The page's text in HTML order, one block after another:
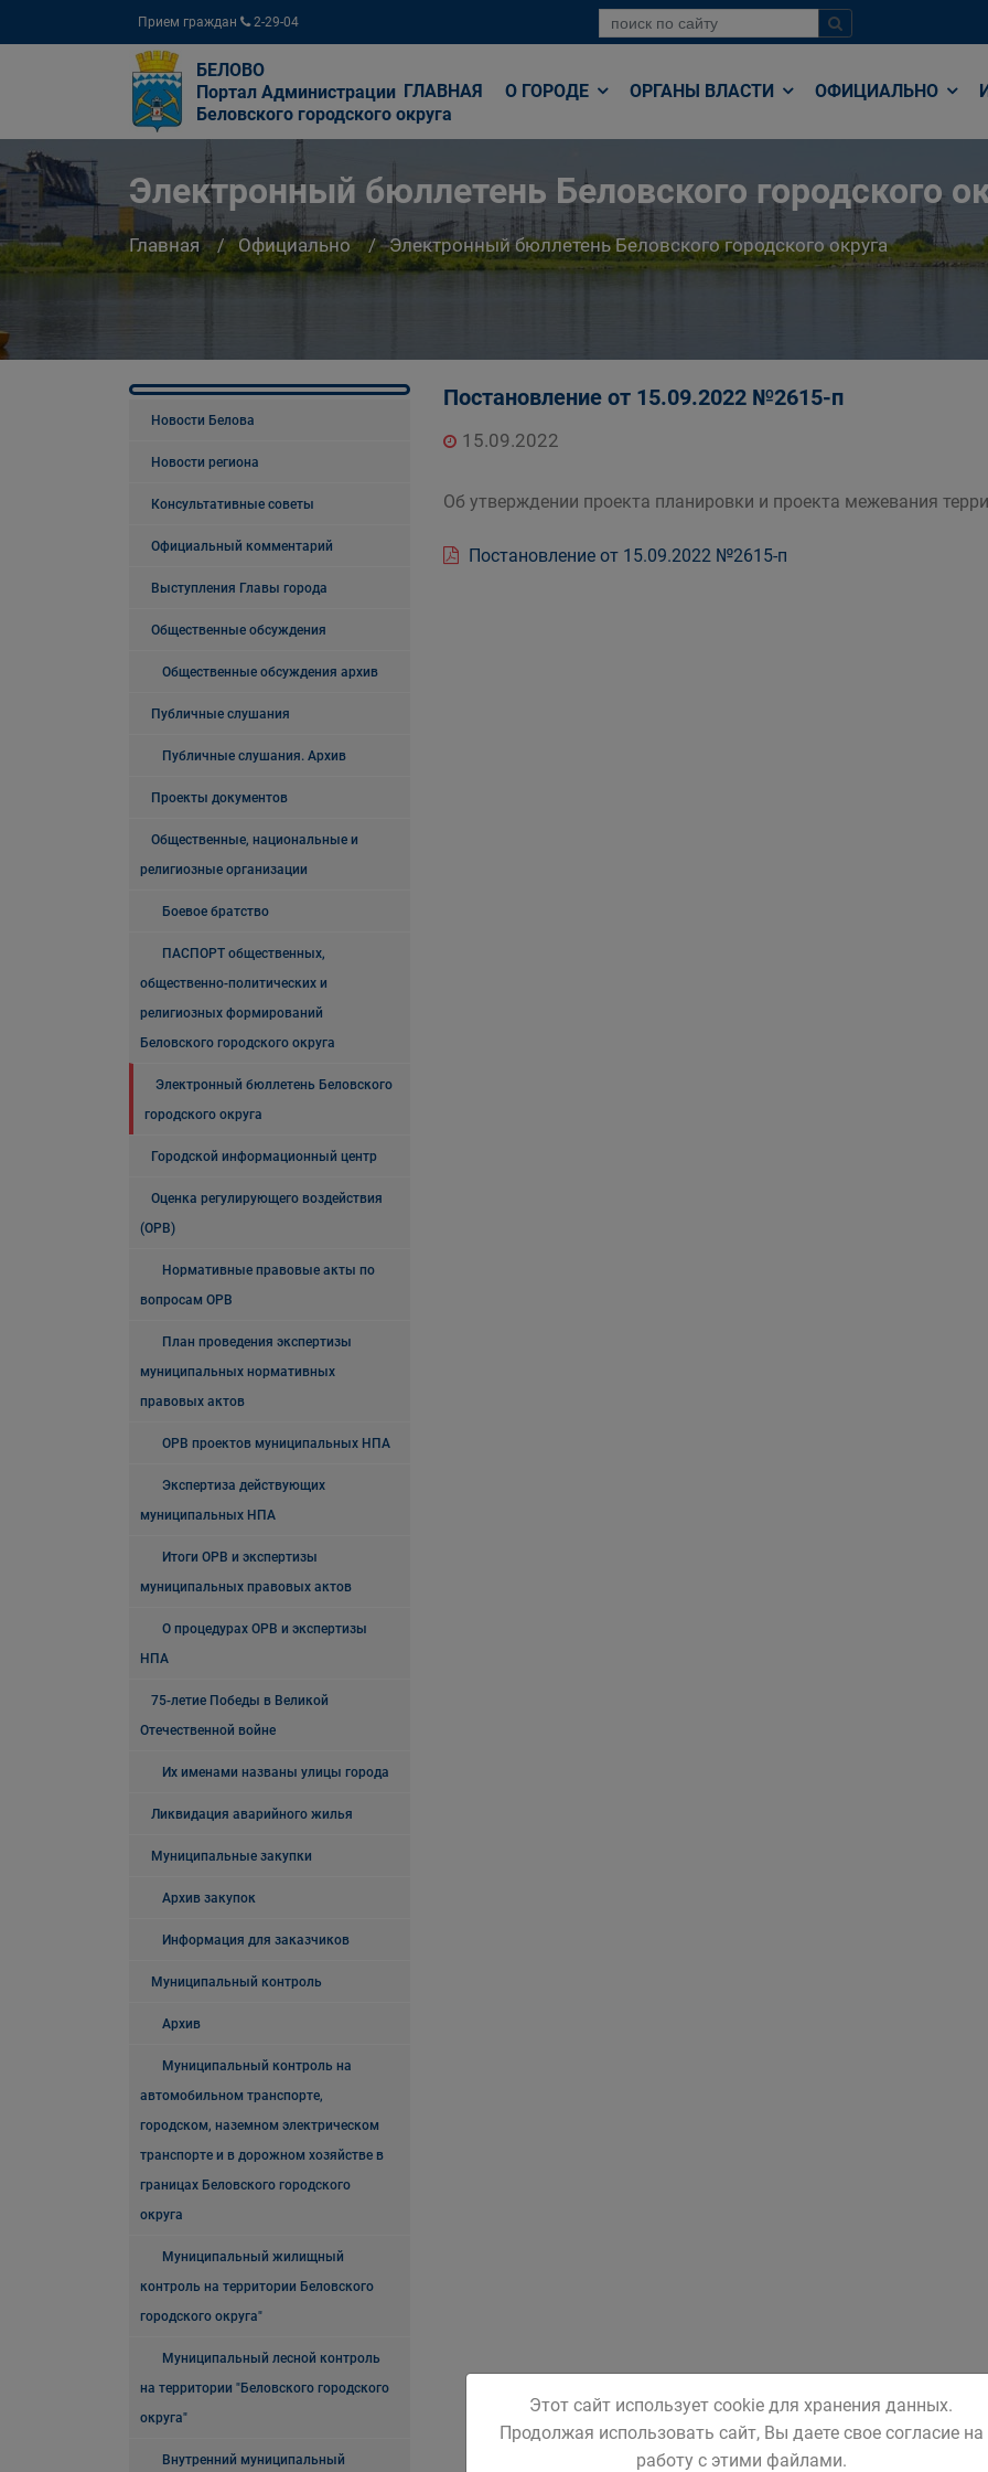
Прием граждан 2-29-04
БЕЛОВО
Портал Администрации
Беловского городского округа
ГЛАВНАЯ О ГОРОДЕ ОРГАНЫ ВЛАСТИ ОФИЦИАЛЬНО
Электронный бюллетень Беловского городского
Главная Официально Электронный бюллетень Беловского городского округа
Новости Белова
Новости региона
Консультативные советы
Официальный комментарий
Выступления Главы города
Общественные обсуждения
Общественные обсуждения архив
Публичные слушания
Публичные слушания. Архив
Проекты документов
Общественные, национальные и
религиозные организации
Боевое братство
ПАСПОРТ общественных,
общественно-политических и
религиозных формирований
Беловского городского округа
Электронный бюллетень Беловского
городского округа
Городской информационный центр
Оценка регулирующего воздействия
(ОРВ)
Нормативные правовые акты по
вопросам ОРВ
План проведения экспертизы
муниципальных нормативных
правовых актов
ОРВ проектов муниципальных НПА
Экспертиза действующих
муниципальных НПА
Итоги ОРВ и экспертизы
муниципальных правовых актов
О процедурах ОРВ и экспертизы
НПА
75-летие Победы в Великой
Отечественной войне
Их именами названы улицы города
Ликвидация аварийного жилья
Муниципальные закупки
Архив закупок
Информация для заказчиков
Муниципальный контроль
Архив
Муниципальный контроль на
автомобильном транспорте,
городском, наземном электрическом
транспорте и в дорожном хозяйстве в
границах Беловского городского
округа
Муниципальный жилищный
контроль на территории Беловского
городского округа"
Муниципальный лесной контроль
на территории "Беловского городского
округа"
Внутренний муниципальный
Постановление от 15.09.2022 №2615-п
15.09.2022
Об утверждении проекта планировки и проекта межевания
Постановление от 15.09.2022 №2615-п
Этот сайт использует cookie для хранения данных.
Продолжая использовать сайт, Вы даете свое согласие на
работу с этими файлами.